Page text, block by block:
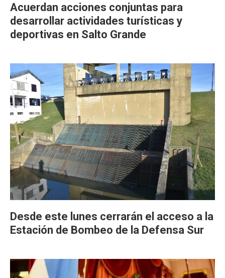
Acuerdan acciones conjuntas para
desarrollar actividades turísticas y
deportivas en Salto Grande
Desde este lunes cerrarán el acceso a la
Estación de Bombeo de la Defensa Sur